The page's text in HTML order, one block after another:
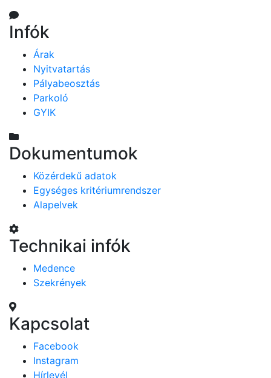
Infók
Árak
Nyitvatartás
Pályabeosztás
Parkoló
GYIK
Dokumentumok
Közérdekű adatok
Egységes kritériumrendszer
Alapelvek
Technikai infók
Medence
Szekrények
Kapcsolat
Facebook
Instagram
Hírlevél